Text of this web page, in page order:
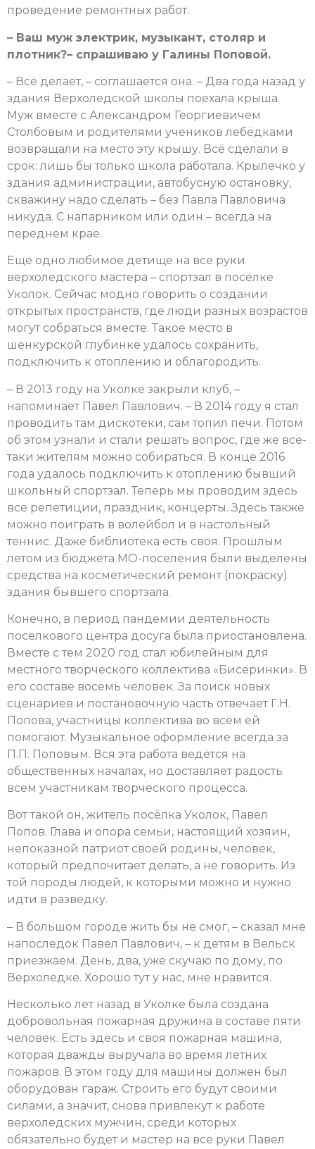
проведение ремонтных работ.
– Ваш муж электрик, музыкант, столяр и
плотник?– спрашиваю у Галины Поповой.
– Всё делает, – соглашается она. – Два года назад у
здания Верхоледской школы поехала крыша.
Муж вместе с Александром Георгиевичем
Столбовым и родителями учеников лебёдками
возвращали на место эту крышу. Всё сделали в
срок: лишь бы только школа работала. Крылечко у
здания администрации, автобусную остановку,
скважину надо сделать – без Павла Павловича
никуда. С напарником или один – всегда на
переднем крае.
Ещё одно любимое детище на все руки
верхоледского мастера – спортзал в посёлке
Уколок. Сейчас модно говорить о создании
открытых пространств, где люди разных возрастов
могут собраться вместе. Такое место в
шенкурской глубинке удалось сохранить,
подключить к отоплению и облагородить.
– В 2013 году на Уколке закрыли клуб, –
напоминает Павел Павлович. – В 2014 году я стал
проводить там дискотеки, сам топил печи. Потом
об этом узнали и стали решать вопрос, где же всё-
таки жителям можно собираться. В конце 2016
года удалось подключить к отоплению бывший
школьный спортзал. Теперь мы проводим здесь
все репетиции, праздник, концерты. Здесь также
можно поиграть в волейбол и в настольный
теннис. Даже библиотека есть своя. Прошлым
летом из бюджета МО-поселения были выделены
средства на косметический ремонт (покраску)
здания бывшего спортзала.
Конечно, в период пандемии деятельность
поселкового центра досуга была приостановлена.
Вместе с тем 2020 год стал юбилейным для
местного творческого коллектива «Бисеринки». В
его составе восемь человек. За поиск новых
сценариев и постановочную часть отвечает Г.Н.
Попова, участницы коллектива во всём ей
помогают. Музыкальное оформление всегда за
П.П. Поповым. Вся эта работа ведётся на
общественных началах, но доставляет радость
всем участникам творческого процесса.
Вот такой он, житель посёлка Уколок, Павел
Попов. Глава и опора семьи, настоящий хозяин,
непоказной патриот своей родины, человек,
который предпочитает делать, а не говорить. Из
той породы людей, к которыми можно и нужно
идти в разведку.
– В большом городе жить бы не смог, – сказал мне
напоследок Павел Павлович, – к детям в Вельск
приезжаем. День, два, уже скучаю по дому, по
Верхоледке. Хорошо тут у нас, мне нравится.
Несколько лет назад в Уколке была создана
добровольная пожарная дружина в составе пяти
человек. Есть здесь и своя пожарная машина,
которая дважды выручала во время летних
пожаров. В этом году для машины должен был
оборудован гараж. Строить его будут своими
силами, а значит, снова привлекут к работе
верхоледских мужчин, среди которых
обязательно будет и мастер на все руки Павел